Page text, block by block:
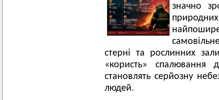
значно
стерні та рослинних
«користь» спалювання
становлять серйозну
людей.